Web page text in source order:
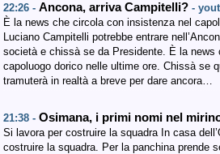
22:26 - Ancona, arriva Campitelli? -
È la news che circola con insistenza nel
Luciano Campitelli potrebbe entrare
società e chissà se da Presidente. È la news
capoluogo dorico nelle ultime ore. Chissà se
tramuterà in realtà a breve per dare ancora…
21:38 - Osimana, i primi nomi nel
Si lavora per costruire la squadra In casa
costruire la squadra. Per la panchina prende